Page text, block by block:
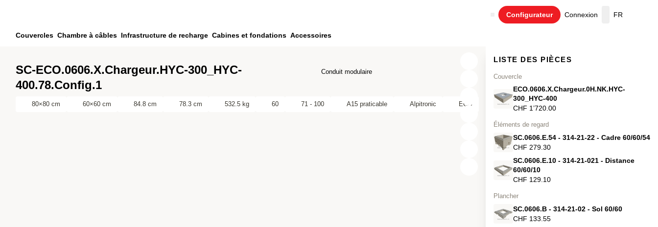
Passer à votre compte
Couvercles Chambre à câbles Infrastructure de recharge Cabines et fondations Accessoires
Configurateur Connexion
Panier
FR
Conduit modulaire
SC-ECO.0606.X.Chargeur.HYC-300_HYC-
400.78.Config.1
80×80 cm 60×60 cm 84.8 cm 78.3 cm 532.5 kg 60 71 - 100 A15 praticable Alpitronic ECO
LISTE DES PIÈCES
Couvercle
ECO.0606.X.Chargeur.0H.NK.HYC-
300_HYC-400
CHF 1’720.00
Éléments de regard
SC.0606.E.54 - 314-21-22 - Cadre 60/60/54
CHF 279.30
SC.0606.E.10 - 314-21-021 - Distance
60/60/10
CHF 129.10
Plancher
SC.0606.B - 314-21-02 - Sol 60/60
CHF 133.55